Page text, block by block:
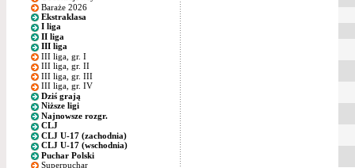
Baraże 2026
Ekstraklasa
I liga
II liga
III liga
III liga, gr. I
III liga, gr. II
III liga, gr. III
III liga, gr. IV
Dziś grają
Niższe ligi
Najnowsze rozgr.
CLJ
CLJ U-17 (zachodnia)
CLJ U-17 (wschodnia)
Puchar Polski
Superpuchar